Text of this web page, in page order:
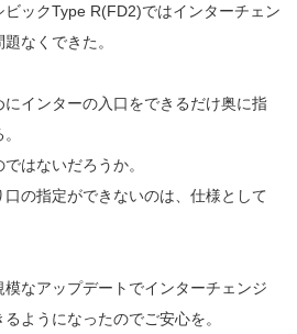
ックType R(FD2)ではインターチェン
なくできた。
インターの入口をできるだけ奥に指
はないだろうか。
の指定ができないのは、仕様として
なアップデートでインターチェンジ
ようになったのでご安心を。